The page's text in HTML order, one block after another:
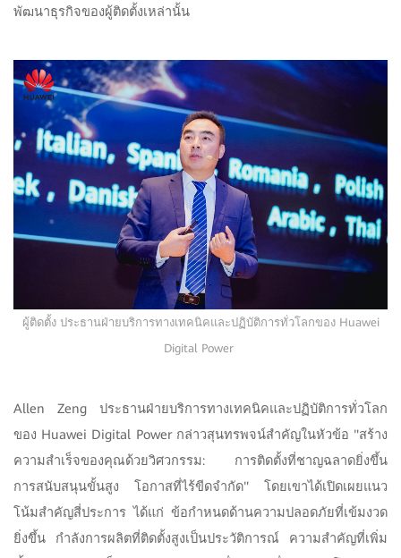
พัฒนาธุรกิจของผู้ติดตั้งเหล่านั้น
ผู้ติดตั้ง ประธานฝ่ายบริการทางเทคนิคและปฏิบัติการทั่วโลกของ Huawei
Digital Power
Allen Zeng ประธานฝ่ายบริการทางเทคนิคและปฏิบัติการทั่วโลก
ของ Huawei Digital Power กล่าวสุนทรพจน์สำคัญในหัวข้อ "สร้าง
ความสำเร็จของคุณด้วยวิศวกรรม: การติดตั้งที่ชาญฉลาดยิ่งขึ้น
การสนับสนุนขั้นสูง โอกาสที่ไร้ขีดจำกัด" โดยเขาได้เปิดเผยแนว
โน้มสำคัญสี่ประการ ได้แก่ ข้อกำหนดด้านความปลอดภัยที่เข้มงวด
ยิ่งขึ้น กำลังการผลิตที่ติดตั้งสูงเป็นประวัติการณ์ ความสำคัญที่เพิ่ม